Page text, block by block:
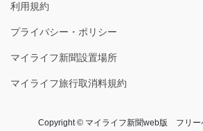
利用規約
プライバシー・ポリシー
マイライフ新聞設置場所
マイライフ旅行取消料規約
Copyright © マイライフ新聞web版 フリー